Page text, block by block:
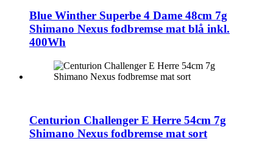
Blue Winther Superbe 4 Dame 48cm 7g
Shimano Nexus fodbremse mat blå inkl.
400Wh
Centurion Challenger E Herre 54cm 7g
Shimano Nexus fodbremse mat sort